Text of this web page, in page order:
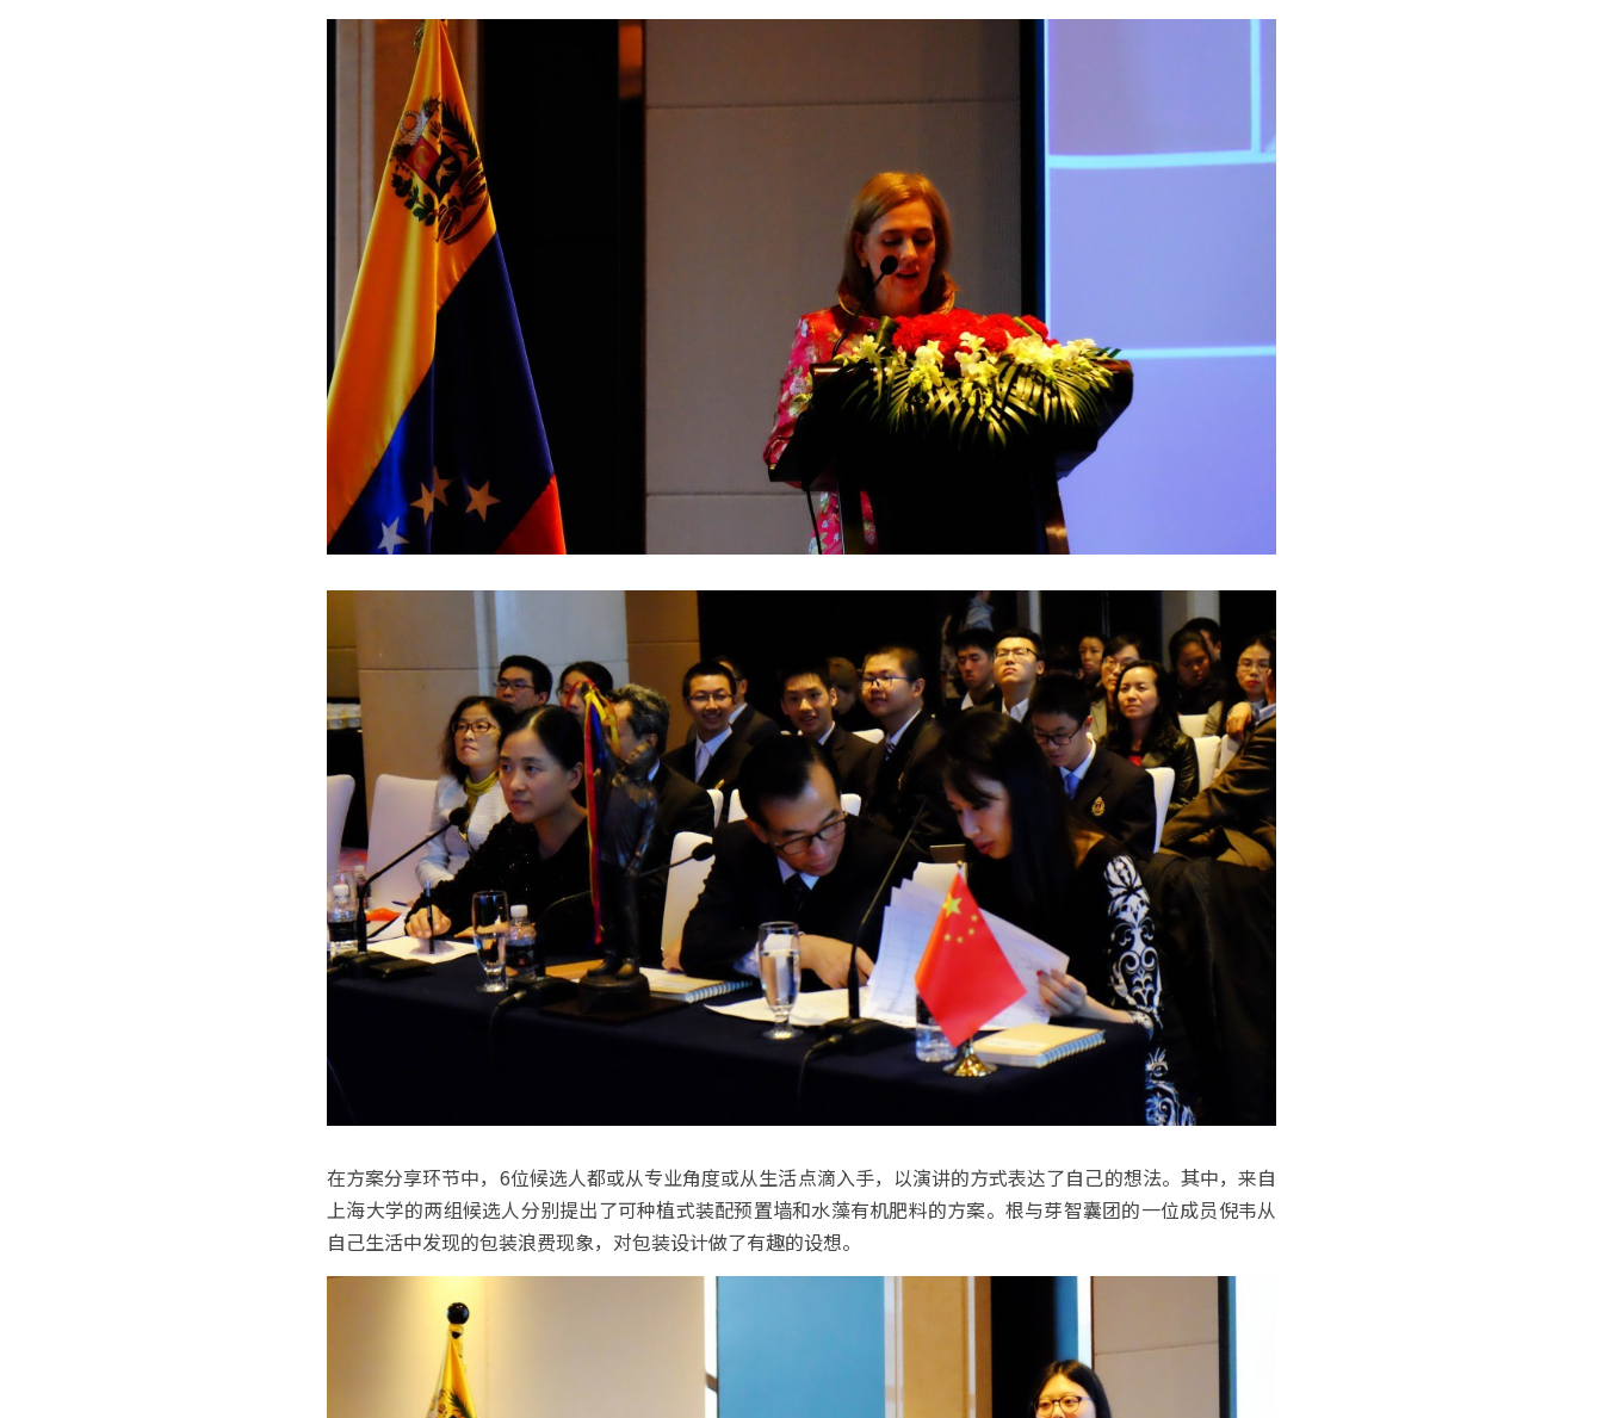
在方案分享环节中，6位候选人都或从专业角度或从生活点滴入手，以演讲的方式表达了自己的想法。其中，来自
上海大学的两组候选人分别提出了可种植式装配预置墙和水藻有机肥料的方案。根与芽智囊团的一位成员倪韦从
自己生活中发现的包装浪费现象，对包装设计做了有趣的设想。